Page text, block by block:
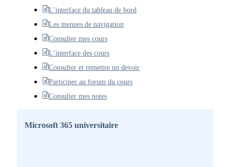
L’interface du tableau de bord
Les menues de navigation
Consulter mes cours
L’interface des cours
Consulter et remettre un devoir
Participer au forum du cours
Consulter mes notes
Microsoft 365 universitaire